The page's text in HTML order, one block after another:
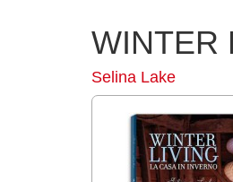
WINTER
Selina Lake